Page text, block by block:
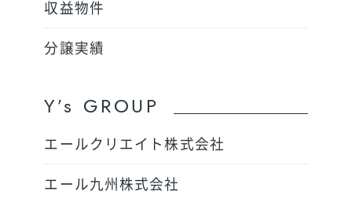
収益物件
分譲実績
Y’s GROUP
エールクリエイト株式会社
エール九州株式会社